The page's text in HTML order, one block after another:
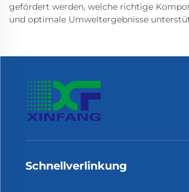
gefördert werden, welche richtige
und optimale Umweltergebnisse
Schnellverlinkung